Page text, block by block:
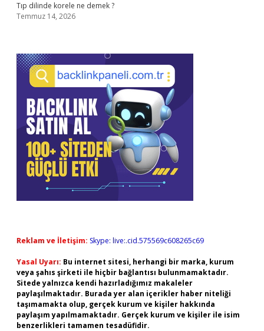
Tıp dilinde korele ne demek ?
Temmuz 14, 2026
Reklam ve İletişim: Skype: live:.cid.575569c608265c69
Yasal Uyarı: Bu internet sitesi, herhangi bir marka, kurum
veya şahıs şirketi ile hiçbir bağlantısı bulunmamaktadır.
Sitede yalnızca kendi hazırladığımız makaleler
paylaşılmaktadır. Burada yer alan içerikler haber niteliği
taşımamakta olup, gerçek kurum ve kişiler hakkında
paylaşım yapılmamaktadır. Gerçek kurum ve kişiler ile isim
benzerlikleri tamamen tesadüfidir.